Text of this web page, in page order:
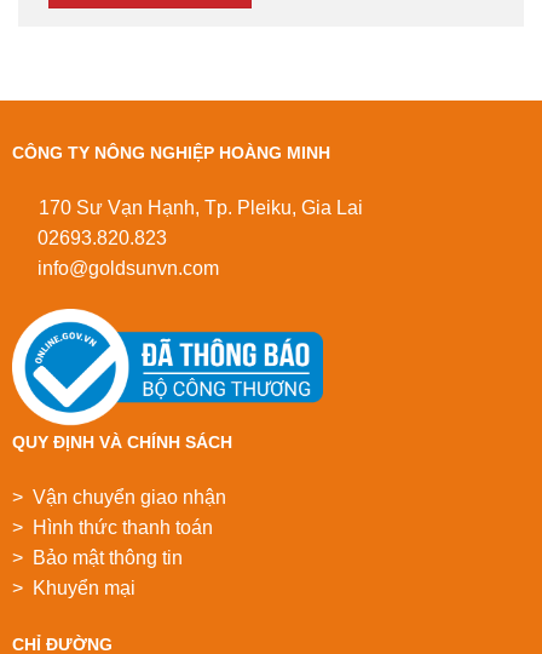
CÔNG TY NÔNG NGHIỆP HOÀNG MINH
170 Sư Vạn Hạnh, Tp. Pleiku, Gia Lai
02693.820.823
info@goldsunvn.com
QUY ĐỊNH VÀ CHÍNH SÁCH
> Vận chuyển giao nhận
> Hình thức thanh toán
> Bảo mật thông tin
> Khuyển mại
CHỈ ĐƯỜNG